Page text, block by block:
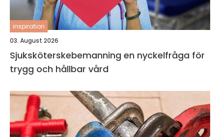
inspiration
03. August 2026
Sjuksköterskebemanning en nyckelfråga för
trygg och hållbar vård